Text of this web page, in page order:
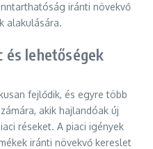
iránti növekvő
alakulására.
és lehetőségek
fejlődik, és egyre több
akik hajlandóak új
réseket. A piaci igények
iránti növekvő kereslet